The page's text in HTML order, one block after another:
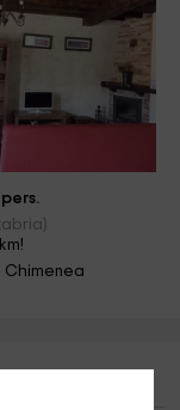
Chimenea
La Casita